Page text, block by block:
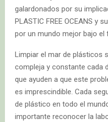
galardonados por su
PLASTIC FREE OCEANS y
por un mundo mejor bajo el
Limpiar el mar de plásticos
compleja y constante cada
que ayuden a que este
es imprescindible. Cada
de plástico en todo el
importante reconocer la